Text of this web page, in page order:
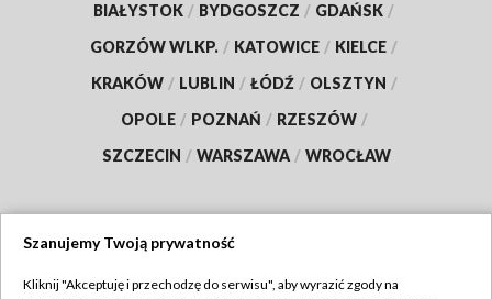
BIAŁYSTOK / BYDGOSZCZ / GDAŃSK /
GORZÓW WLKP. / KATOWICE / KIELCE /
KRAKÓW / LUBLIN / ŁÓDŹ / OLSZTYN /
OPOLE / POZNAŃ / RZESZÓW /
SZCZECIN / WARSZAWA / WROCŁAW
Szanujemy Twoją prywatność
Kliknij "Akceptuję i przechodzę do serwisu", aby wyrazić zgody na